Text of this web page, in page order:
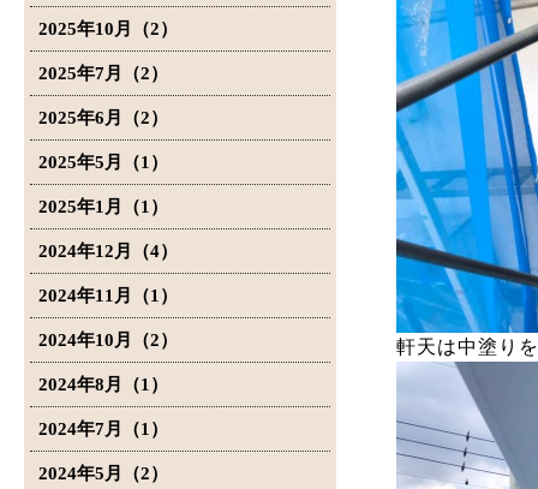
2025年10月（2）
2025年7月（2）
2025年6月（2）
2025年5月（1）
2025年1月（1）
2024年12月（4）
2024年11月（1）
2024年10月（2）
2024年8月（1）
2024年7月（1）
2024年5月（2）
軒天は中塗り